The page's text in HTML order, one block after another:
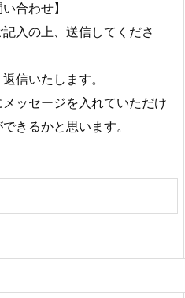
合わせ】
入の上、送信してくださ
信いたします。
ッセージを入れていただけ
きるかと思います。